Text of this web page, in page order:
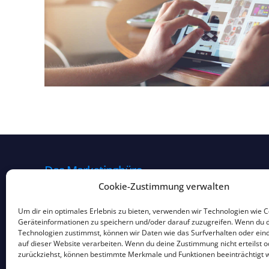
Cookie-Zustimmung verwalten
Um dir ein optimales Erlebnis zu bieten, verwenden wir Technologien wie
Geräteinformationen zu speichern und/oder darauf zuzugreifen. Wenn du
Technologien zustimmst, können wir Daten wie das Surfverhalten oder
auf dieser Website verarbeiten. Wenn du deine Zustimmung nicht erteilst
zurückziehst, können bestimmte Merkmale und Funktionen beeinträchtigt
Das Marketingbüro
30 Jahre Erfahrung im Marketing &
44229 Dortmund – Homeoffice
Kontakt